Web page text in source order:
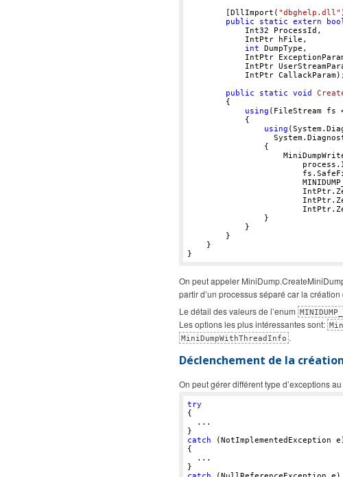
        [DllImport(
"dbghelp.dll"
public
static extern bool
            Int32 ProcessId,
            IntPtr hFile,
int DumpType,
IntPtr
IntPtr
            IntPtr CallackParam);
public
static void
        {
using (FileStream fs
            {
using
                {
                }
            }
        }
    }
On peut appeler
partir d’un processus séparé car la
Le détail des valeurs de l’enum
Les options les plus intéressantes sont:
MiniDumpWithThreadInfo .
Déclenchement de la
On peut gérer différent type d’exceptions
try
{
  ...
catch (NotImplementedException
{
  ...